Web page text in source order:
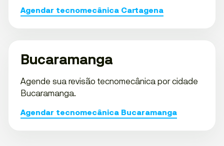
Agendar tecnomecânica Cartagena
Bucaramanga
Agende sua revisão tecnomecânica por cidade
Bucaramanga.
Agendar tecnomecânica Bucaramanga